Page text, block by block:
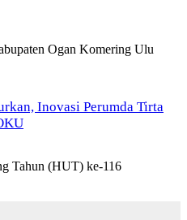
Ogan Komering Ulu
Inovasi Perumda Tirta
Tahun (HUT) ke-116